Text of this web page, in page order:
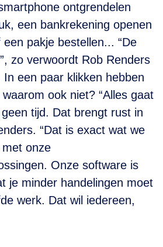
ontgrendelen
een bankrekening openen
pakje bestellen... “De
zo verwoordt Rob Renders
een paar klikken hebben
ook niet? “Alles gaat
tijd. Dat brengt rust in
“Dat is exact wat we
met onze
Onze software is
je minder handelingen moet
werk. Dat wil iedereen,